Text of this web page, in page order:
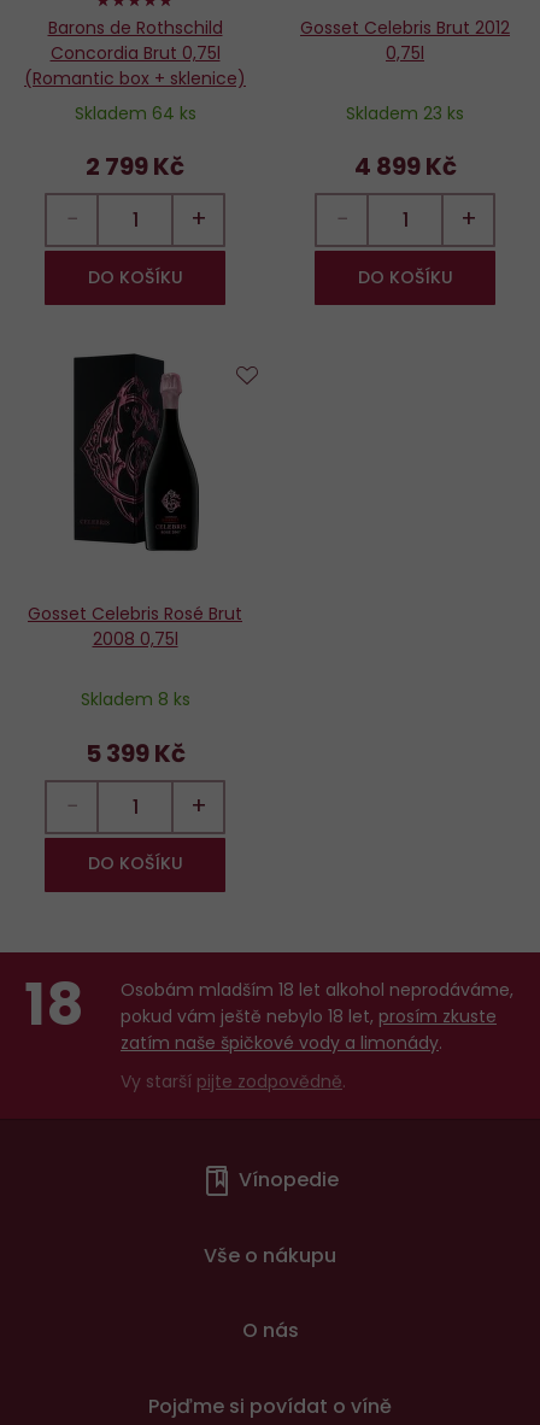
Barons de Rothschild
Concordia Brut 0,75l
(Romantic box + sklenice)
Skladem 64 ks
2 799 Kč
− +
DO KOŠÍKU
Gosset Celebris Brut 2012
0,75l
Skladem 23 ks
4 899 Kč
− +
DO KOŠÍKU
Gosset Celebris Rosé Brut
2008 0,75l
Skladem 8 ks
5 399 Kč
− +
DO KOŠÍKU
18
Osobám mladším 18 let alkohol neprodáváme,
pokud vám ještě nebylo 18 let, prosím zkuste
zatím naše špičkové vody a limonády.
Vy starší pijte zodpovědně.
Vínopedie
Vše o nákupu
O nás
Pojďme si povídat o víně